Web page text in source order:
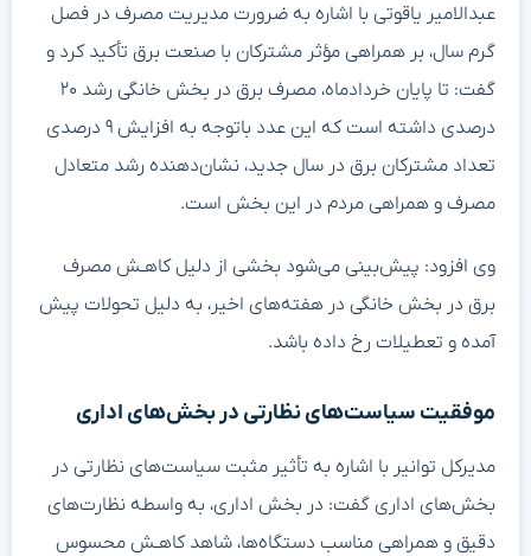
عبدالامیر یاقوتی با اشاره به ضرورت مدیریت مصرف در فصل
گرم سال، بر همراهی مؤثر مشترکان با صنعت برق تأکید کرد و
گفت: تا پایان خردادماه، مصرف برق در بخش خانگی رشد ۲۰
درصدی داشته است که این عدد باتوجه به افزایش ۹ درصدی
تعداد مشترکان برق در سال جدید، نشان‌دهنده رشد متعادل
مصرف و همراهی مردم در این بخش است.
وی افزود: پیش‌بینی می‌شود بخشی از دلیل کاهـش مصرف
برق در بخش خانگی در هفته‌های اخیر، به دلیل تحولات پیش
آمده و تعطیلات رخ داده باشد.
موفقیت سیاست‌های نظارتی در بخش‌های اداری
مدیرکل توانیر با اشاره به تأثیر مثبت سیاست‌های نظارتی در
بخش‌های اداری گفت: در بخش اداری، به واسطه نظارت‌های
دقیق و همراهی مناسب دستگاه‌ها، شاهد کاهـش محسوس